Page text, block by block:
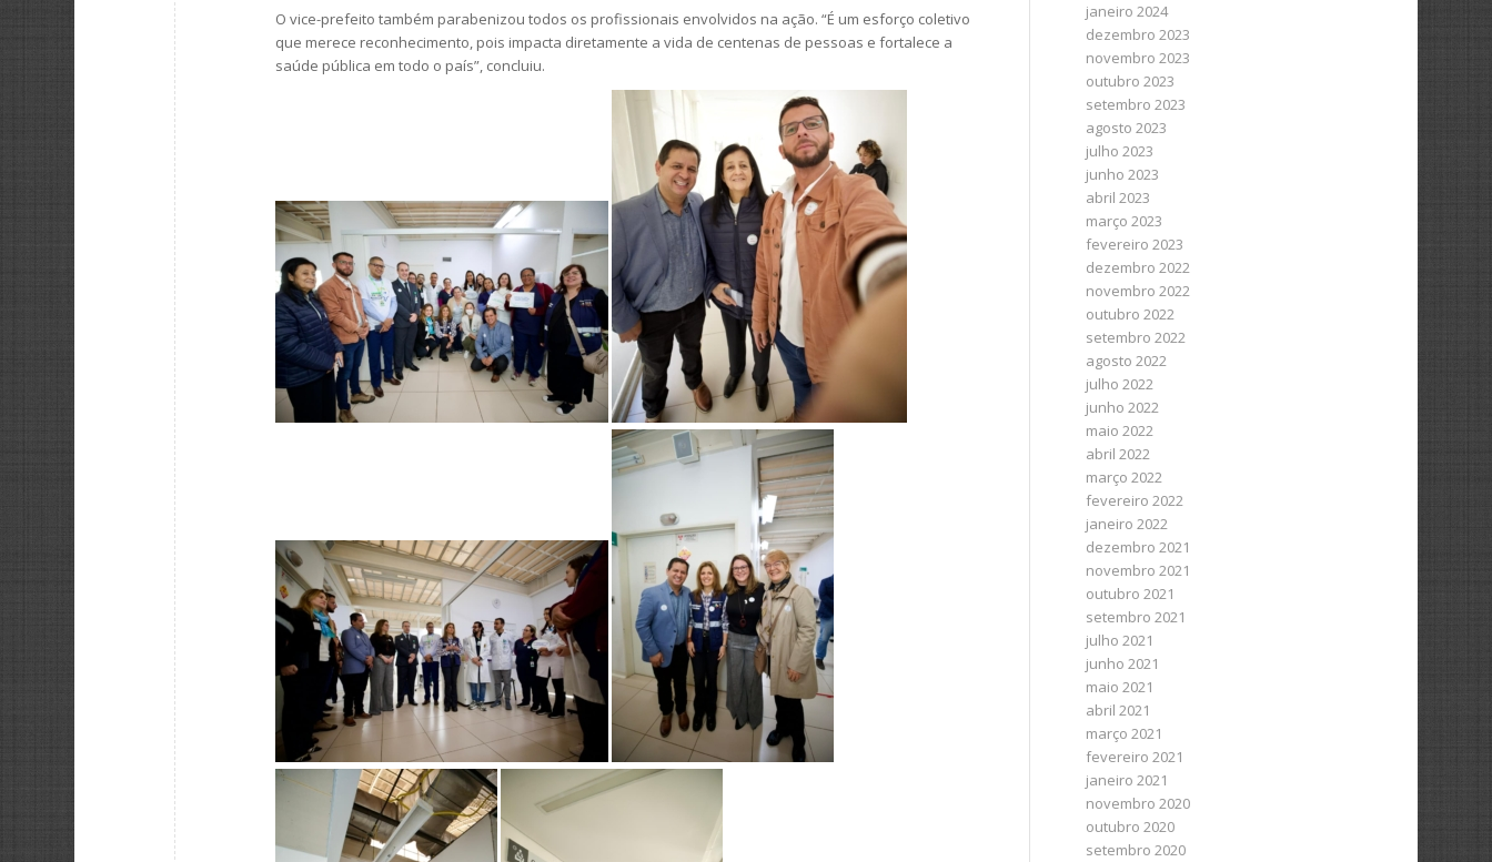
O vice-prefeito também parabenizou todos os profissionais envolvidos na ação. “É um esforço coletivo
que merece reconhecimento, pois impacta diretamente a vida de centenas de pessoas e fortalece a
saúde pública em todo o país”, concluiu.
janeiro 2024
dezembro 2023
novembro 2023
outubro 2023
setembro 2023
agosto 2023
julho 2023
junho 2023
abril 2023
março 2023
fevereiro 2023
dezembro 2022
novembro 2022
outubro 2022
setembro 2022
agosto 2022
julho 2022
junho 2022
maio 2022
abril 2022
março 2022
fevereiro 2022
janeiro 2022
dezembro 2021
novembro 2021
outubro 2021
setembro 2021
julho 2021
junho 2021
maio 2021
abril 2021
março 2021
fevereiro 2021
janeiro 2021
novembro 2020
outubro 2020
setembro 2020